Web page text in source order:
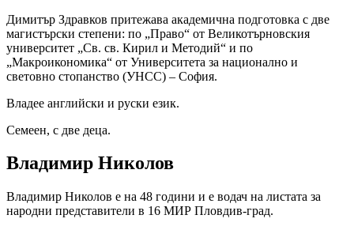
Димитър Здравков притежава академична подготовка с две
магистърски степени: по „Право“ от Великотърновския
университет „Св. св. Кирил и Методий“ и по
„Макроикономика“ от Университета за национално и
световно стопанство (УНСС) – София.
Владее английски и руски език.
Семеен, с две деца.
Владимир Николов
Владимир Николов е на 48 години и е водач на листата за
народни представители в 16 МИР Пловдив-град.